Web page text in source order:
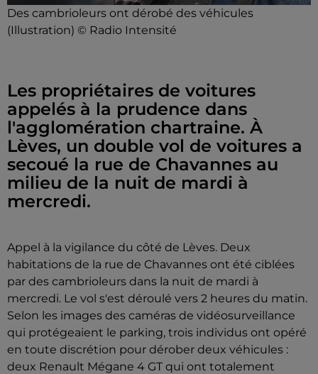
Des cambrioleurs ont dérobé des véhicules
(Illustration) © Radio Intensité
Les propriétaires de voitures
appelés à la prudence dans
l'agglomération chartraine. À
Lèves, un double vol de voitures a
secoué la rue de Chavannes au
milieu de la nuit de mardi à
mercredi.
Appel à la vigilance du côté de Lèves. Deux
habitations de la rue de Chavannes ont été ciblées
par des cambrioleurs dans la nuit de mardi à
mercredi. Le vol s'est déroulé vers 2 heures du matin.
Selon les images des caméras de vidéosurveillance
qui protégeaient le parking, trois individus ont opéré
en toute discrétion pour dérober deux véhicules :
deux Renault Mégane 4 GT qui ont totalement